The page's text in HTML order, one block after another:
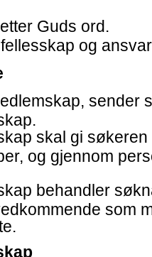
Guds ord.
og
sender
skal gi
og gjennom
behandler
som